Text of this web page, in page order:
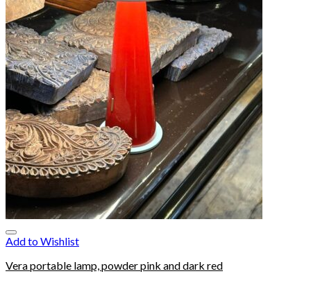
Add to Wishlist
Vera portable lamp, powder pink and dark red